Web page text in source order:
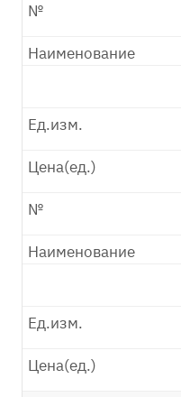
№
Наименование
Ед.изм.
Цена(ед.)
№
Наименование
Ед.изм.
Цена(ед.)